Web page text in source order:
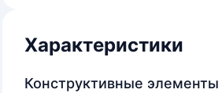
Характеристики
Конструктивные элементы